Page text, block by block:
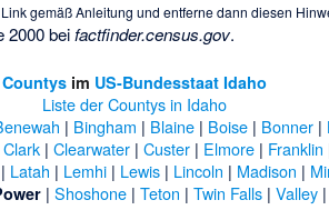
gemäßAnleitung und entferne dann diesen
2000 beifactfinder.census.gov.
Countysim US-Bundesstaat Idaho
Liste der Countys in Idaho
| Bingham | Blaine | Boise | Bonner |
Clark |Clearwater |Custer | Elmore | Franklin
Latah | Lemhi| Lewis| Lincoln | Madison |
|Shoshone |Teton |Twin Falls |Valley